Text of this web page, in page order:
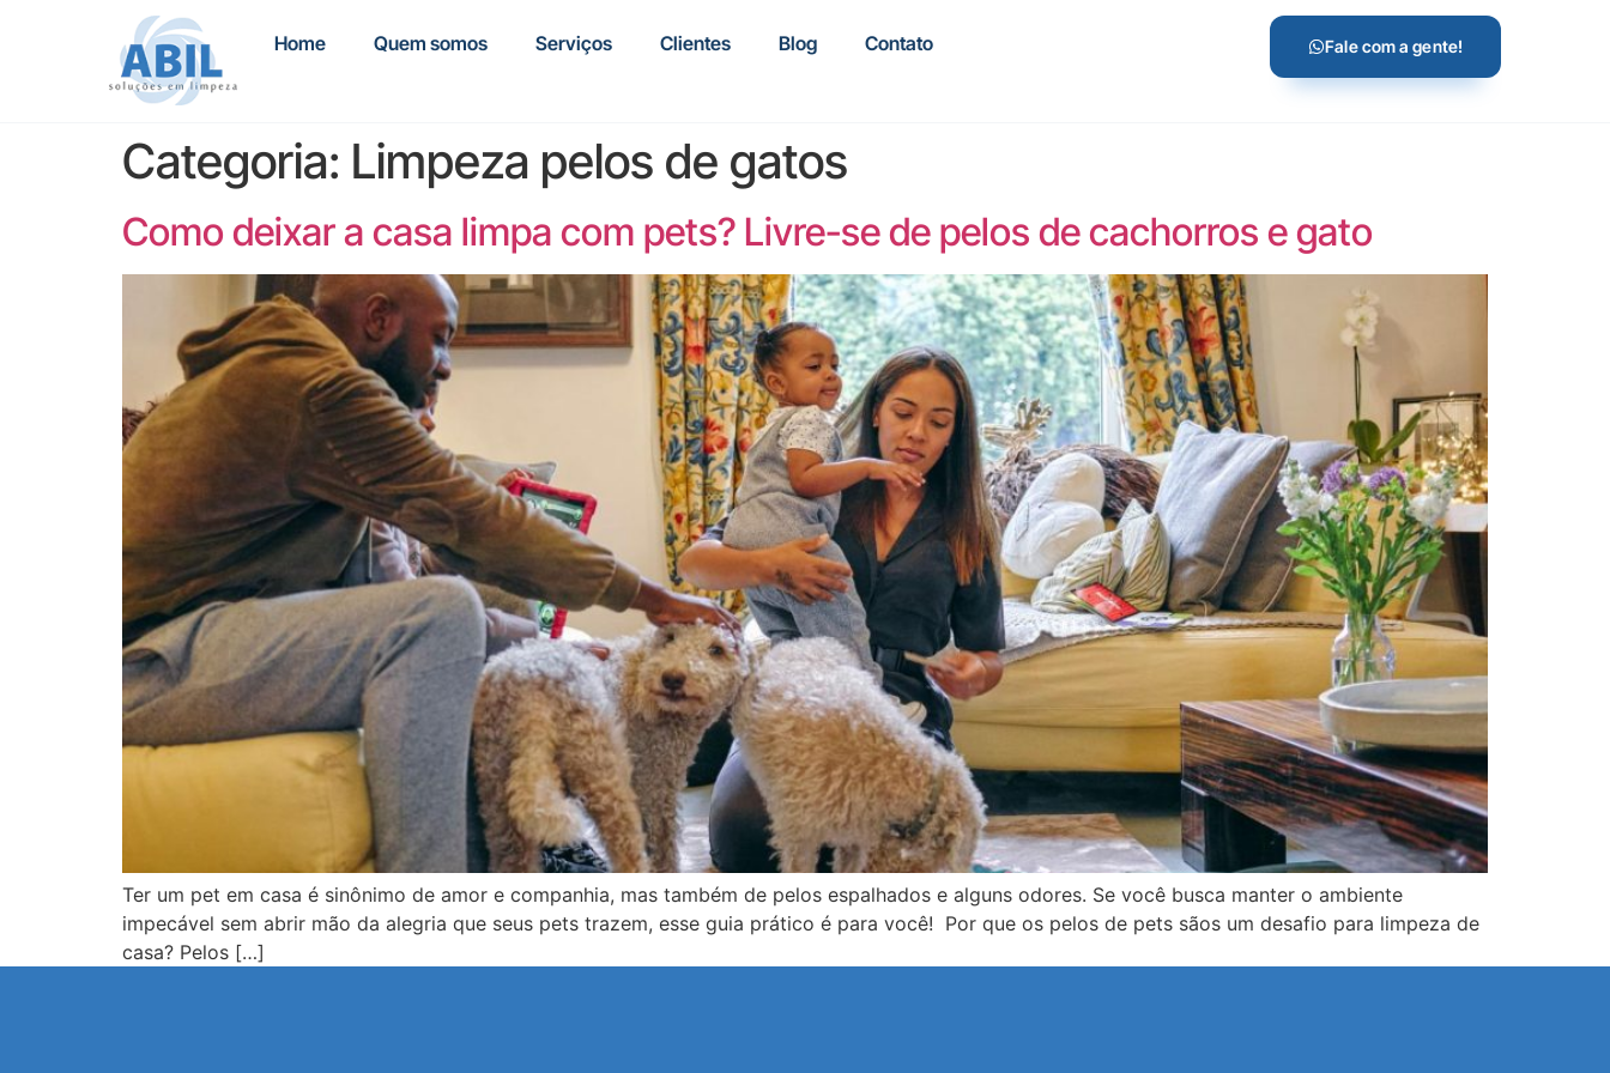
Home Quem somos Serviços Clientes Blog Contato Fale com a gente!
Categoria: Limpeza pelos de gatos
Como deixar a casa limpa com pets? Livre-se de pelos de cachorros e gato
Ter um pet em casa é sinônimo de amor e companhia, mas também de pelos espalhados e alguns odores. Se você busca manter o ambiente
impecável sem abrir mão da alegria que seus pets trazem, esse guia prático é para você! Por que os pelos de pets sãos um desafio para limpeza de
casa? Pelos […]